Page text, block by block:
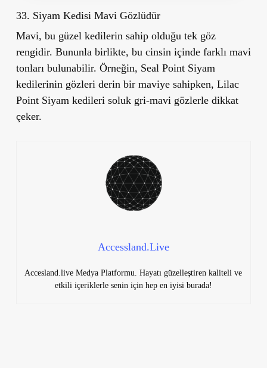
33. Siyam Kedisi Mavi Gözlüdür
Mavi, bu güzel kedilerin sahip olduğu tek göz
rengidir. Bununla birlikte, bu cinsin içinde farklı mavi
tonları bulunabilir. Örneğin, Seal Point Siyam
kedilerinin gözleri derin bir maviye sahipken, Lilac
Point Siyam kedileri soluk gri-mavi gözlerle dikkat
çeker.
Accessland.Live
Accesland.live Medya Platformu. Hayatı güzelleştiren kaliteli ve
etkili içeriklerle senin için hep en iyisi burada!